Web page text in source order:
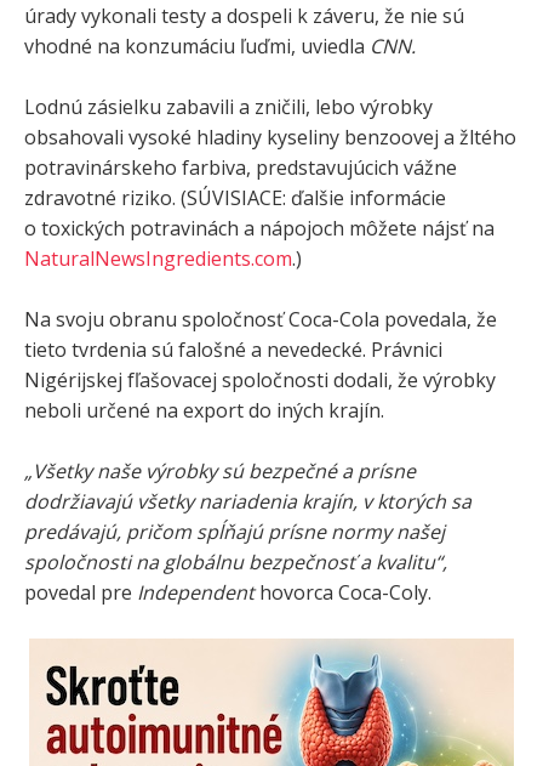
úrady vykonali testy a dospeli k záveru, že nie sú
vhodné na konzumáciu ľuďmi, uviedla CNN.
Lodnú zásielku zabavili a zničili, lebo výrobky
obsahovali vysoké hladiny kyseliny benzoovej a žltého
potravinárskeho farbiva, predstavujúcich vážne
zdravotné riziko. (SÚVISIACE: ďalšie informácie
o toxických potravinách a nápojoch môžete nájsť na
NaturalNewsIngredients.com.)
Na svoju obranu spoločnosť Coca-Cola povedala, že
tieto tvrdenia sú falošné a nevedecké. Právnici
Nigérijskej fľašovacej spoločnosti dodali, že výrobky
neboli určené na export do iných krajín.
„Všetky naše výrobky sú bezpečné a prísne
dodržiavajú všetky nariadenia krajín, v ktorých sa
predávajú, pričom spĺňajú prísne normy našej
spoločnosti na globálnu bezpečnosť a kvalitu“,
povedal pre Independenthovorca Coca-Coly.